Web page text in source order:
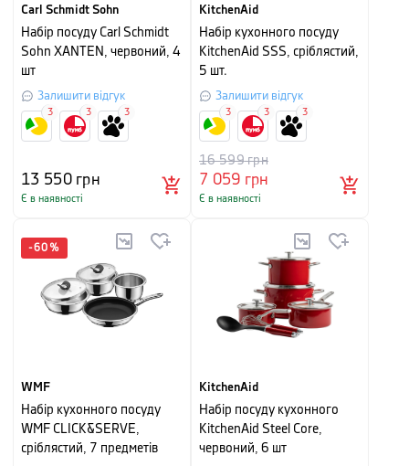
Carl Schmidt Sohn
Набір посуду Carl Schmidt
Sohn XANTEN, червоний, 4
шт
Залишити відгук
13 550грн
Є в наявності
3 3 3
KitchenAid
Набір кухонного посуду
KitchenAid SSS, сріблястий,
5 шт.
Залишити відгук
7 059 грн
16 599грн
Є в наявності
3 3 3
-60 %
WMF
Набір кухонного посуду
WMF CLICK&SERVE,
сріблястий, 7 предметів
KitchenAid
Набір посуду кухонного
KitchenAid Steel Core,
червоний, 6 шт